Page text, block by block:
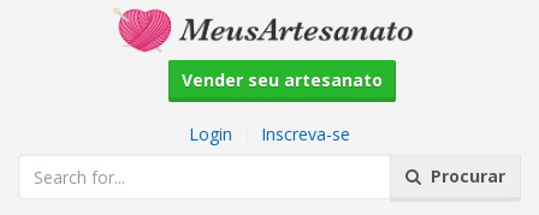
Vender seu artesanato
Login
Inscreva-se
Procurar